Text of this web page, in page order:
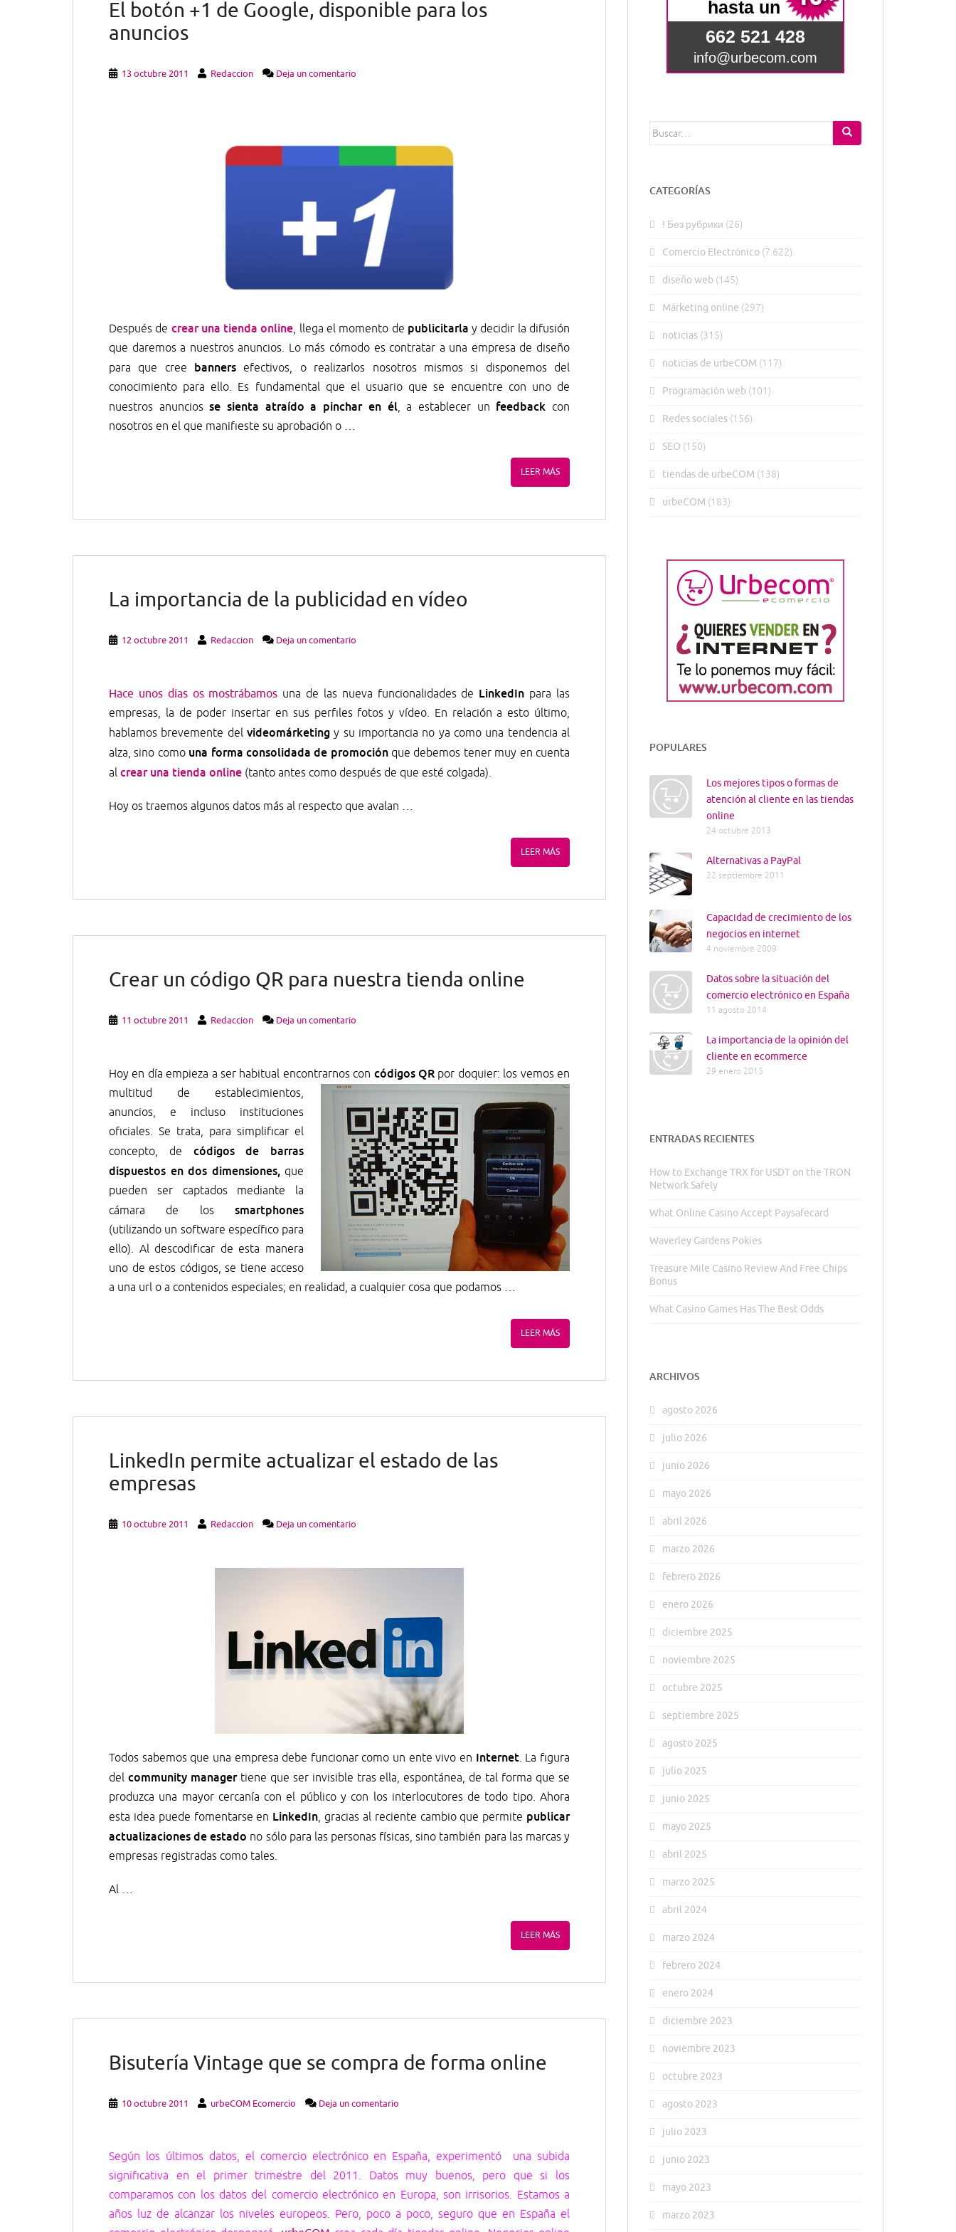
El botón +1 de Google, disponible para los
anuncios
13 octubre 2011 Redaccion Deja un comentario
Después de crear una tienda online, llega el momento de publicitarlay decidir la difusión
que daremos a nuestros anuncios. Lo más cómodo es contratar a una empresa de diseño
para que cree banners efectivos, o realizarlos nosotros mismos si disponemos del
conocimiento para ello. Es fundamental que el usuario que se encuentre con uno de
nuestros anunciosse sienta atraído a pinchar en él, a establecer un feedback con
nosotros en el que manifieste su aprobación o …
LEER MÁS
La importancia de la publicidad en vídeo
12 octubre 2011 Redaccion Deja un comentario
Hace unos días os mostrábamos una de las nueva funcionalidades de LinkedIn para las
empresas, la de poder insertar en sus perfiles fotos y vídeo. En relación a esto último,
hablamos brevemente del videomárketing y su importancia no ya como una tendencia al
alza, sino como una forma consolidada de promoción que debemos tener muy en cuenta
al crear una tienda online (tanto antes como después de que esté colgada).
Hoy os traemos algunos datos más al respecto que avalan …
LEER MÁS
Crear un código QR para nuestra tienda online
11 octubre 2011 Redaccion Deja un comentario
Hoy en día empieza a ser habitual encontrarnos con códigos QR por doquier: los vemos en
multitud de establecimientos,
anuncios, e incluso instituciones
oficiales. Se trata, para simplificar el
concepto, de códigos de barras
dispuestos en dos dimensiones,que
pueden ser captados mediante la
cámara de los smartphones
(utilizando un software específico para
ello). Al descodificar de esta manera
uno de estos códigos, se tiene acceso
a una url o a contenidos especiales; en realidad, a cualquier cosa que podamos …
LEER MÁS
LinkedIn permite actualizar el estado de las
empresas
10 octubre 2011 Redaccion Deja un comentario
Todos sabemos que una empresa debe funcionar como un ente vivo en Internet. La figura
del community managertiene que ser invisible tras ella, espontánea, de tal forma que se
produzca una mayor cercanía con el público y con los interlocutores de todo tipo. Ahora
esta idea puede fomentarse en LinkedIn, gracias al reciente cambio que permite publicar
actualizaciones de estado no sólo para las personas físicas, sino también para las marcas y
empresas registradas como tales.
Al …
LEER MÁS
Bisutería Vintage que se compra de forma online
10 octubre 2011 urbeCOM Ecomercio Deja un comentario
Según los últimos datos, el comercio electrónico en España, experimentó una subida
significativa en el primer trimestre del 2011. Datos muy buenos, pero que si los
comparamos con los datos del comercio electrónico en Europa, son irrisorios. Estamos a
años luz de alcanzar los niveles europeos. Pero, poco a poco, seguro que en España el
Buscar:
CATEGORÍAS
! Без рубрики (26)
Comercio Electrónico (7.622)
diseño web (145)
Márketing online (297)
noticias (315)
noticias de urbeCOM (117)
Programación web (101)
Redes sociales (156)
SEO (150)
tiendas de urbeCOM (138)
urbeCOM (183)
POPULARES
Los mejores tipos o formas de
atención al cliente en las tiendas
online
24 octubre 2013
Alternativas a PayPal
22 septiembre 2011
Capacidad de crecimiento de los
negocios en internet
4 noviembre 2009
Datos sobre la situación del
comercio electrónico en España
11 agosto 2014
La importancia de la opinión del
cliente en ecommerce
29 enero 2015
ENTRADAS RECIENTES
How to Exchange TRX for USDT on the TRON
Network Safely
What Online Casino Accept Paysafecard
Waverley Gardens Pokies
Treasure Mile Casino Review And Free Chips
Bonus
What Casino Games Has The Best Odds
ARCHIVOS
agosto 2026
julio 2026
junio 2026
mayo 2026
abril 2026
marzo 2026
febrero 2026
enero 2026
diciembre 2025
noviembre 2025
octubre 2025
septiembre 2025
agosto 2025
julio 2025
junio 2025
mayo 2025
abril 2025
marzo 2025
abril 2024
marzo 2024
febrero 2024
enero 2024
diciembre 2023
noviembre 2023
octubre 2023
agosto 2023
julio 2023
junio 2023
mayo 2023
marzo 2023